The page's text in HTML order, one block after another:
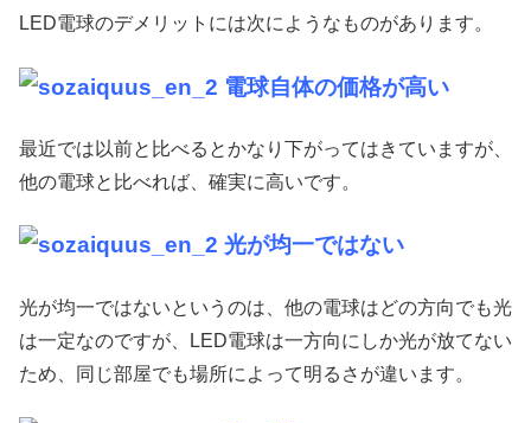
LED電球のデメリットには次にようなものがあります。
電球自体の価格が高い
最近では以前と比べるとかなり下がってはきていますが、
他の電球と比べれば、確実に高いです。
光が均一ではない
光が均一ではないというのは、他の電球はどの方向でも光
は一定なのですが、LED電球は一方向にしか光が放てない
ため、同じ部屋でも場所によって明るさが違います。